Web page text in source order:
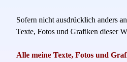
Sofern nicht ausdrücklich anders
Texte, Fotos und Grafiken dieser
Alle meine Texte, Fotos und